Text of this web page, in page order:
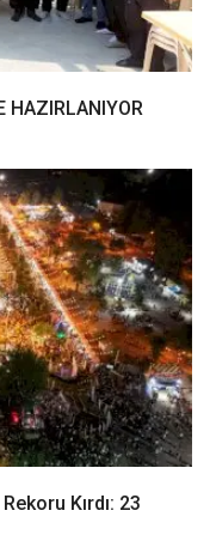
HAZIRLANIYOR
Kırdı: 23